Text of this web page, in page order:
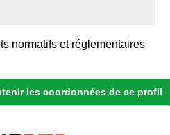
normatifs et réglementaires
les coordonnées de ce profil